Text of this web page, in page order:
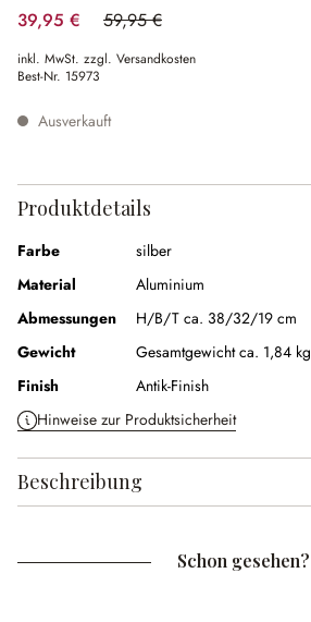
39,95 € 59,95 €
(33.36% gespart)
inkl. MwSt. zzgl. Versandkosten
Best-Nr. 15973
Ausverkauft
Produktdetails
Farbe
silber
Material
Aluminium
Abmessungen
H/B/T ca. 38/32/19 cm
Gewicht
Gesamtgewicht ca. 1,84 kg
Finish
Antik-Finish
Hinweise zur Produktsicherheit
Beschreibung
Schon gesehen?